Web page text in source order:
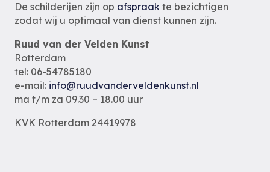
De schilderijen zijn op afspraak te bezichtigen
zodat wij u optimaal van dienst kunnen zijn.
Ruud van der Velden Kunst
Rotterdam
tel: 06-54785180
e-mail: info@ruudvanderveldenkunst.nl
ma t/m za 09.30 – 18.00 uur
KVK Rotterdam 24419978